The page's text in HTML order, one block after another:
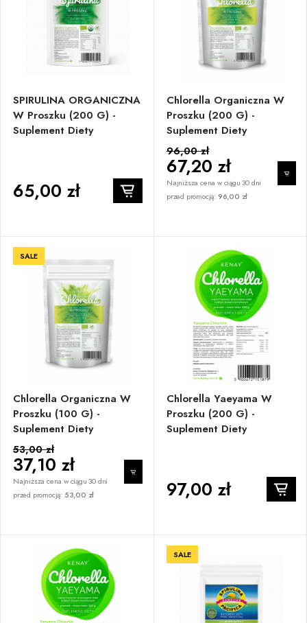
SPIRULINA ORGANICZNA
W Proszku (200 G) -
Suplement Diety
65,00 zł
Chlorella Organiczna W
Proszku (200 G) -
Suplement Diety
96,00 zł
67,20 zł
Najniższa cena w ciągu 30 dni
przed promocją: 96,00 zł
SALE
Chlorella Organiczna W
Proszku (100 G) -
Suplement Diety
53,00 zł
37,10 zł
Najniższa cena w ciągu 30 dni
przed promocją: 53,00 zł
Chlorella Yaeyama W
Proszku (200 G) -
Suplement Diety
97,00 zł
SALE